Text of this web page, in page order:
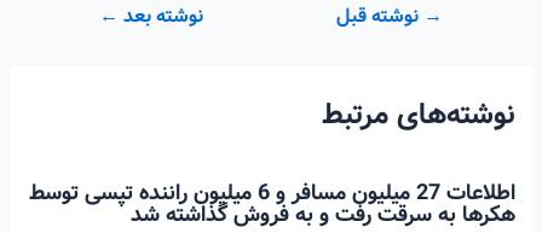
راهبری
→ نوشته قبل نوشته بعد ←
نوشته‌های مرتبط
اطلاعات 27 میلیون مسافر و 6 میلیون راننده تپسی توسط
هکرها به سرقت رفت و به فروش گذاشته شد